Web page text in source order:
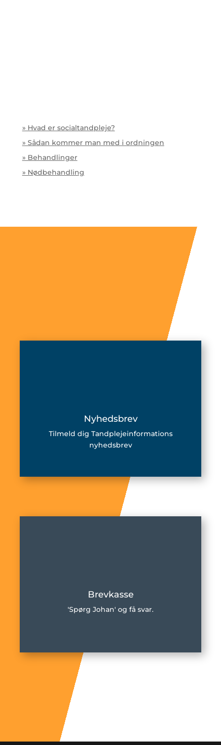
» Hvad er socialtandpleje?
» Sådan kommer man med i ordningen
» Behandlinger
» Nødbehandling
Nyhedsbrev
Tilmeld dig Tandplejeinformations
nyhedsbrev
Brevkasse
'Spørg Johan' og få svar.